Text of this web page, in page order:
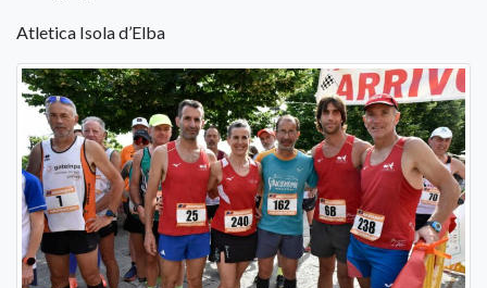
Atletica Isola d’Elba